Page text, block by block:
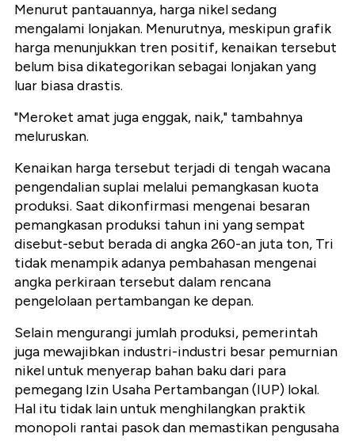
Menurut pantauannya, harga nikel sedang
mengalami lonjakan. Menurutnya, meskipun grafik
harga menunjukkan tren positif, kenaikan tersebut
belum bisa dikategorikan sebagai lonjakan yang
luar biasa drastis.
"Meroket amat juga enggak, naik," tambahnya
meluruskan.
Kenaikan harga tersebut terjadi di tengah wacana
pengendalian suplai melalui pemangkasan kuota
produksi. Saat dikonfirmasi mengenai besaran
pemangkasan produksi tahun ini yang sempat
disebut-sebut berada di angka 260-an juta ton, Tri
tidak menampik adanya pembahasan mengenai
angka perkiraan tersebut dalam rencana
pengelolaan pertambangan ke depan.
Selain mengurangi jumlah produksi, pemerintah
juga mewajibkan industri-industri besar pemurnian
nikel untuk menyerap bahan baku dari para
pemegang Izin Usaha Pertambangan (IUP) lokal.
Hal itu tidak lain untuk menghilangkan praktik
monopoli rantai pasok dan memastikan pengusaha